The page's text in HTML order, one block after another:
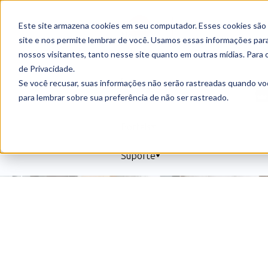
Este site armazena cookies em seu computador. Esses cookies
site e nos permite lembrar de você. Usamos essas informações
nossos visitantes, tanto nesse site quanto em outras mídias. Para
de Privacidade.
Se você recusar, suas informações não serão rastreadas quando
para lembrar sobre sua preferência de não ser rastreado.
Nossa
solução
Sobre
nós
Suporte
Contrate agora